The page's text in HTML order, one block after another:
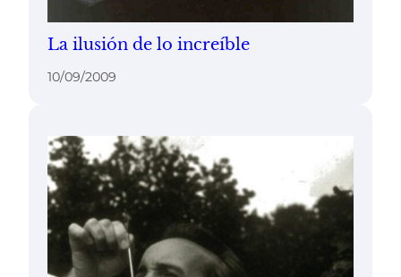
La ilusión de lo increíble
10/09/2009